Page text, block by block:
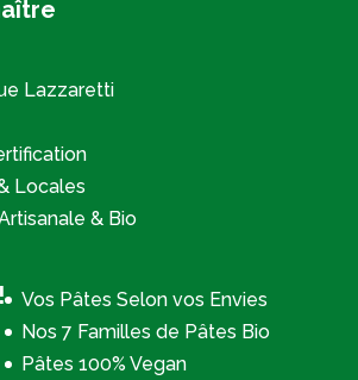
Lazzaretti
Locales
& Bio
Vos Pâtes Selon vos Envies
Nos 7 Familles de Pâtes Bio
Pâtes 100% Vegan